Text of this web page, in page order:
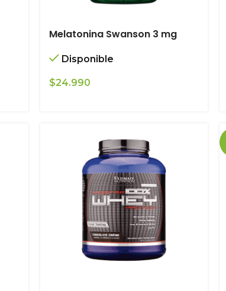
Melatonina Swanson 3 mg
Disponible
$24.990